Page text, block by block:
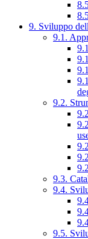
9. Sviluppo
9.1.
9.2.
9.3.
9.4.
9.5.